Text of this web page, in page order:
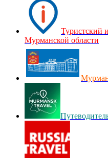
Туристский
Мурманской области